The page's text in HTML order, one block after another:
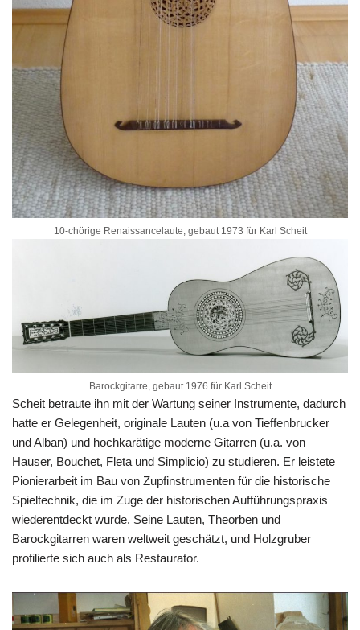
10-chörige Renaissancelaute, gebaut 1973 für Karl Scheit
Barockgitarre, gebaut 1976 für Karl Scheit
Scheit betraute ihn mit der Wartung seiner Instrumente, dadurch
hatte er Gelegenheit, originale Lauten (u.a von Tieffenbrucker
und Alban) und hochkarätige moderne Gitarren (u.a. von
Hauser, Bouchet, Fleta und Simplicio) zu studieren. Er leistete
Pionierarbeit im Bau von Zupfinstrumenten für die historische
Spieltechnik, die im Zuge der historischen Aufführungspraxis
wiederentdeckt wurde. Seine Lauten, Theorben und
Barockgitarren waren weltweit geschätzt, und Holzgruber
profilierte sich auch als Restaurator.